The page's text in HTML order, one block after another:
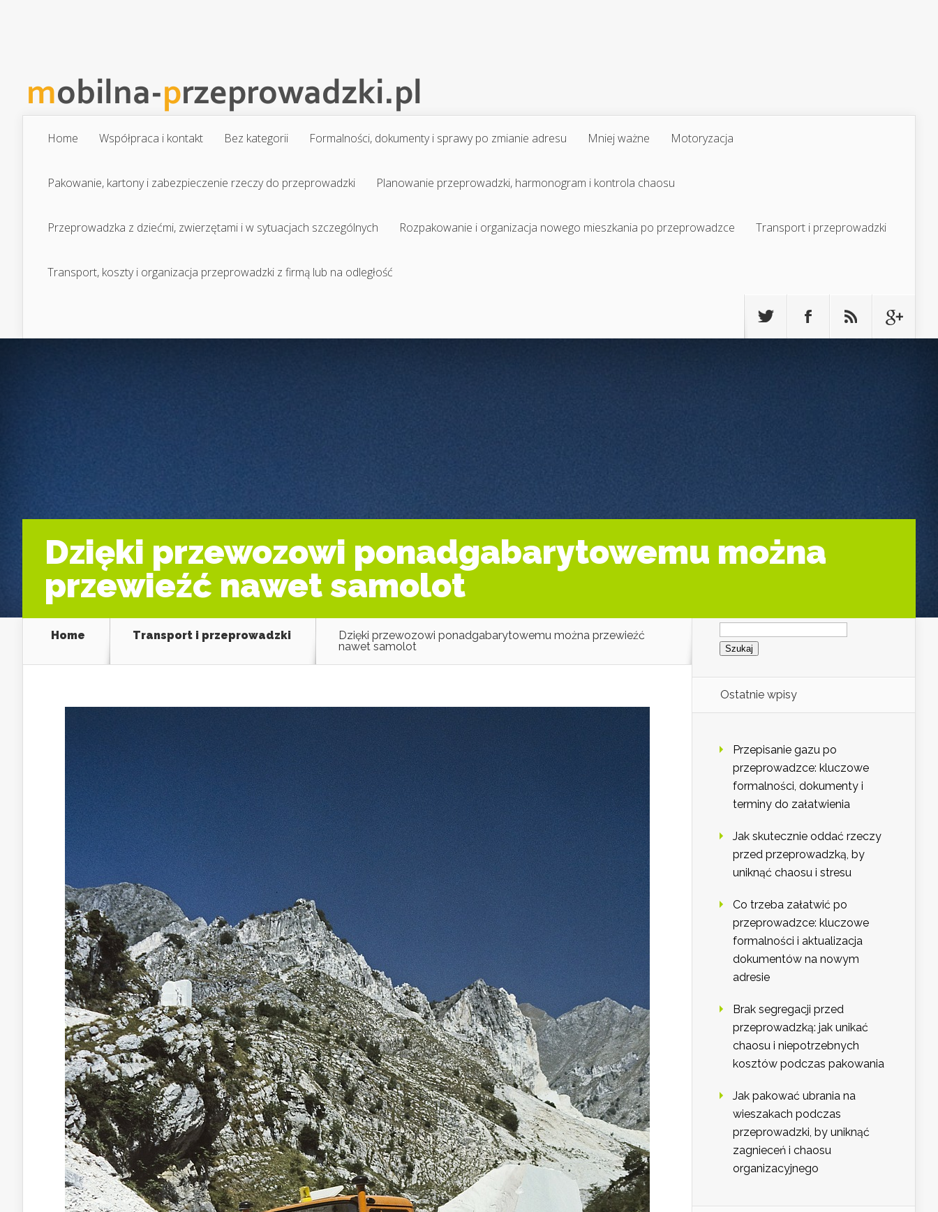
Home Współpraca i kontakt Bez kategorii Formalności, dokumenty i sprawy po zmianie adresu Mniej ważne Motoryzacja
Pakowanie, kartony i zabezpieczenie rzeczy do przeprowadzki Planowanie przeprowadzki, harmonogram i kontrola chaosu
Przeprowadzka z dziećmi, zwierzętami i w sytuacjach szczególnych Rozpakowanie i organizacja nowego mieszkania po przeprowadzce Transport i przeprowadzki
Transport, koszty i organizacja przeprowadzki z firmą lub na odległość
Dzięki przewozowi ponadgabarytowemu można
przewieźć nawet samolot
Home Transport i przeprowadzki
Dzięki przewozowi ponadgabarytowemu można przewieźć
nawet samolot
Szukaj:
Ostatnie wpisy
Przepisanie gazu po
przeprowadzce: kluczowe
formalności, dokumenty i
terminy do załatwienia
Jak skutecznie oddać rzeczy
przed przeprowadzką, by
uniknąć chaosu i stresu
Co trzeba załatwić po
przeprowadzce: kluczowe
formalności i aktualizacja
dokumentów na nowym
adresie
Brak segregacji przed
przeprowadzką: jak unikać
chaosu i niepotrzebnych
kosztów podczas pakowania
Jak pakować ubrania na
wieszakach podczas
przeprowadzki, by uniknąć
zagnieceń i chaosu
organizacyjnego